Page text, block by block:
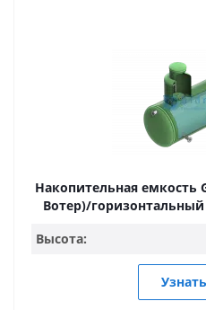
Накопительная емкость
Вотер)/
Высота: